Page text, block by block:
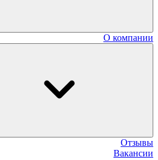
О компании
Отзывы
Вакансии